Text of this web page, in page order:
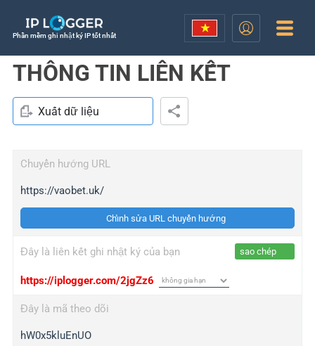
Phần mềm ghi nhật ký IP tốt nhất
THÔNG TIN LIÊN KẾT
Xuất dữ liệu
Chuyển hướng URL
https://vaobet.uk/
Chỉnh sửa URL chuyển hướng
Đây là liên kết ghi nhật ký của bạn sao chép
https://iplogger.com/2jgZz6
Đây là mã theo dõi
hW0x5kluEnUO